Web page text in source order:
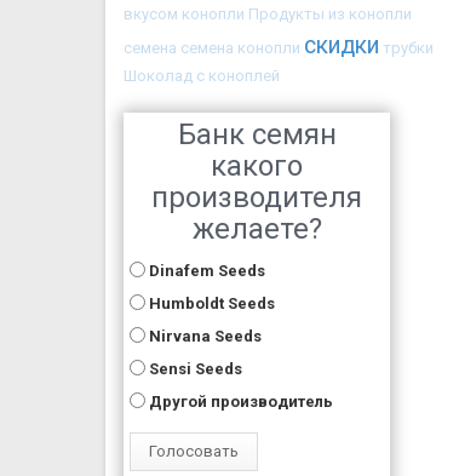
вкусом конопли Продукты из конопли
семена семена конопли скидки трубки
Шоколад с коноплей
Банк семян
какого
производителя
желаете?
Dinafem Seeds
Humboldt Seeds
Nirvana Seeds
Sensi Seeds
Другой производитель